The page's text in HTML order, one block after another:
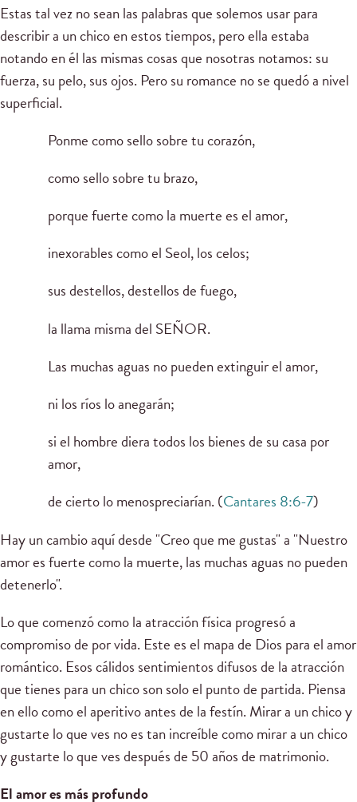
Estas tal vez no sean las palabras que solemos usar para
describir a un chico en estos tiempos, pero ella estaba
notando en él las mismas cosas que nosotras notamos: su
fuerza, su pelo, sus ojos. Pero su romance no se quedó a nivel
superficial.
Ponme como sello sobre tu corazón,
como sello sobre tu brazo,
porque fuerte como la muerte es el amor,
inexorables como el Seol, los celos;
sus destellos, destellos de fuego,
la llama misma del SEÑOR.
Las muchas aguas no pueden extinguir el amor,
ni los ríos lo anegarán;
si el hombre diera todos los bienes de su casa por
amor,
de cierto lo menospreciarían. (Cantares 8:6-7)
Hay un cambio aquí desde "Creo que me gustas" a "Nuestro
amor es fuerte como la muerte, las muchas aguas no pueden
detenerlo".
Lo que comenzó como la atracción física progresó a
compromiso de por vida. Este es el mapa de Dios para el amor
romántico. Esos cálidos sentimientos difusos de la atracción
que tienes para un chico son solo el punto de partida. Piensa
en ello como el aperitivo antes de la festín. Mirar a un chico y
gustarte lo que ves no es tan increíble como mirar a un chico
y gustarte lo que ves después de 50 años de matrimonio.
El amor es más profundo